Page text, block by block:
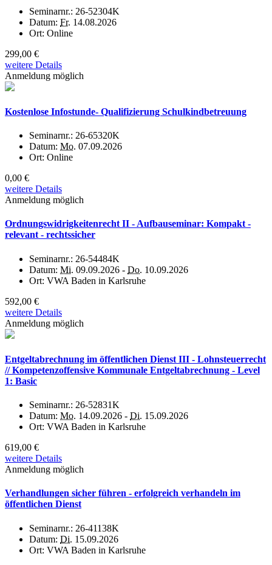
Seminarnr.: 26-52304K
Datum: Fr. 14.08.2026
Ort: Online
299,00 €
weitere Details
Anmeldung möglich
Kostenlose Infostunde- Qualifizierung Schulkindbetreuung
Seminarnr.: 26-65320K
Datum: Mo. 07.09.2026
Ort: Online
0,00 €
weitere Details
Anmeldung möglich
Ordnungswidrigkeitenrecht II - Aufbauseminar: Kompakt -
relevant - rechtssicher
Seminarnr.: 26-54484K
Datum: Mi. 09.09.2026 - Do. 10.09.2026
Ort: VWA Baden in Karlsruhe
592,00 €
weitere Details
Anmeldung möglich
Entgeltabrechnung im öffentlichen Dienst III - Lohnsteuerrecht
// Kompetenzoffensive Kommunale Entgeltabrechnung - Level
1: Basic
Seminarnr.: 26-52831K
Datum: Mo. 14.09.2026 - Di. 15.09.2026
Ort: VWA Baden in Karlsruhe
619,00 €
weitere Details
Anmeldung möglich
Verhandlungen sicher führen - erfolgreich verhandeln im
öffentlichen Dienst
Seminarnr.: 26-41138K
Datum: Di. 15.09.2026
Ort: VWA Baden in Karlsruhe